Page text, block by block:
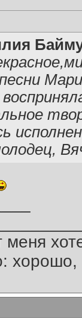
меня